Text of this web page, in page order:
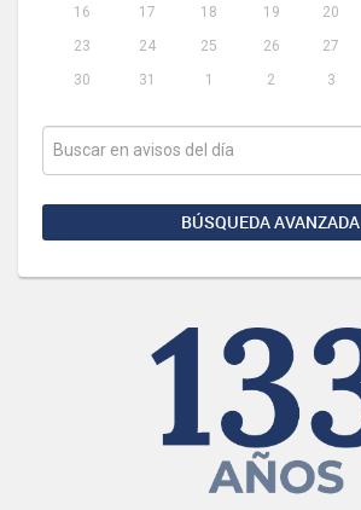
16
17 18 19 20
23
24 25 26 27
30
31 1 2 3
BÚSQUEDA AVANZADA